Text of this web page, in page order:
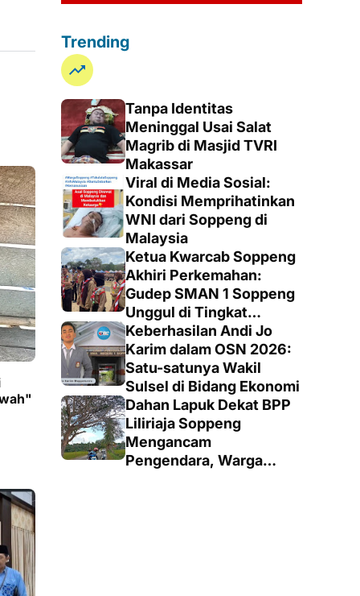
Trending
Tanpa Identitas
Meninggal Usai Salat
Magrib di Masjid TVRI
Makassar
Viral di Media Sosial:
Kondisi Memprihatinkan
WNI dari Soppeng di
Malaysia
Ketua Kwarcab Soppeng
Akhiri Perkemahan:
Gudep SMAN 1 Soppeng
Unggul di Tingkat
Penegak
Keberhasilan Andi Jo
Karim dalam OSN 2026:
Satu-satunya Wakil
Sulsel di Bidang Ekonomi
Dahan Lapuk Dekat BPP
Liliriaja Soppeng
Mengancam
Pengendara, Warga